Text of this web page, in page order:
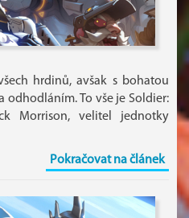
hrdinů, avšak s bohatou
odhodláním. To vše je Soldier:
Morrison, velitel jednotky
Pokračovat na článek